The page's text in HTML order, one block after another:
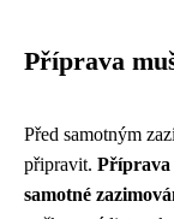
Příprava
Před samotným
připravit. Příprava
samotné